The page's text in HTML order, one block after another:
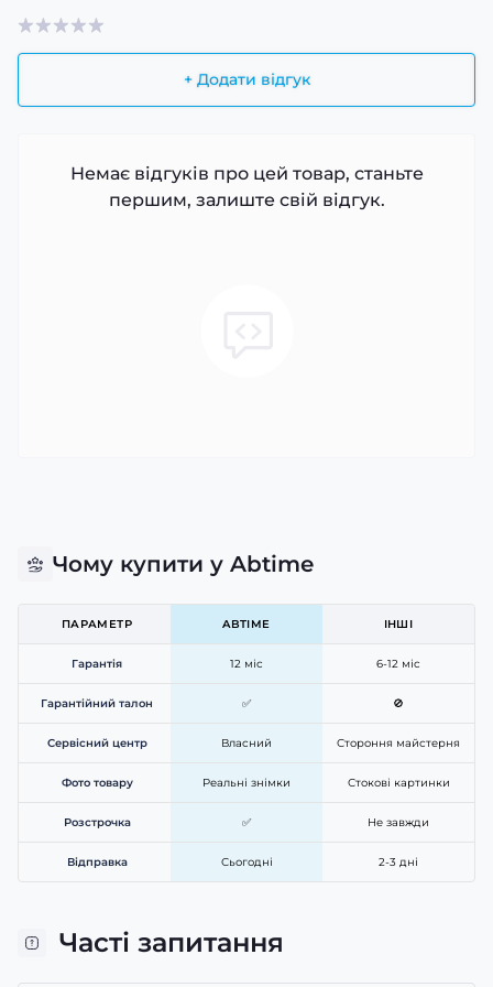
+ Додати відгук
Немає відгуків про цей товар, станьте
першим, залиште свій відгук.
Чому купити у Abtime
ПАРАМЕТР ABTIME ІНШІ
Гарантія 12 міс 6-12 міс
Гарантійний талон ✅ 🚫
Сервісний центр Власний Стороння майстерня
Фото товару Реальні знімки Стокові картинки
Розстрочка ✅ Не завжди
Відправка Сьогодні 2-3 дні
Часті запитання